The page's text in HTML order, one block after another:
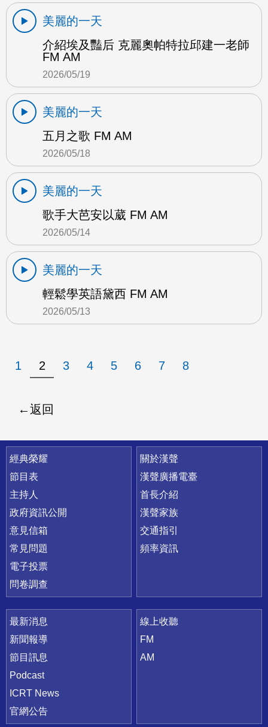
美麗的一天
介紹埃及豔后 克麗奧帕特拉邱建一老師
FM AM
2026/05/19
美麗的一天
五月之歌 FM AM
2026/05/18
美麗的一天
歌手大芭安以葳 FM AM
2026/05/14
美麗的一天
輕鬆學英語黛西 FM AM
2026/05/13
1 2 3 4 5 6 7 8
返回
快速連結
經典榮耀
節目表
主持人
政府資訊公開
意見信箱
常見問題
電子投票
問卷調查
關於漢聲
漢聲廣播電臺
首長介紹
漢聲家族
交通指引
頻率資訊
最新消息
新聞報導
節目訊息
Podcast
ICRT News
官網公告
線上收聽
FM
AM